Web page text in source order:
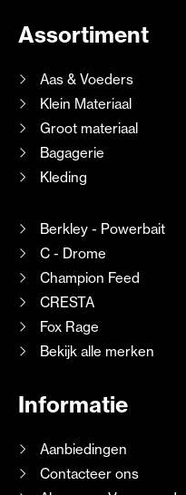
Assortiment
Aas & Voeders
Klein Materiaal
Groot materiaal
Bagagerie
Kleding
Berkley - Powerbait
C - Drome
Champion Feed
CRESTA
Fox Rage
Bekijk alle merken
Informatie
Aanbiedingen
Contacteer ons